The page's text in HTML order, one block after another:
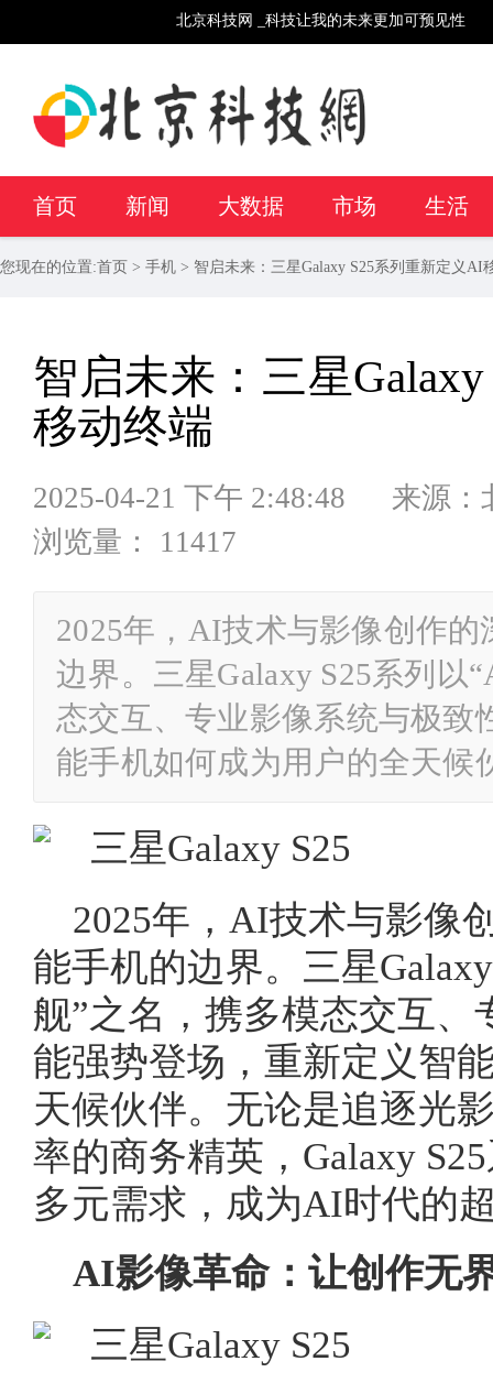
北京科技网 _科技让我的未来更加可预见性
首页 新闻 大数据 市场 生活
您现在的位置:首页 > 手机 > 智启未来：三星Galaxy S25系列重新定义AI
智启未来：三星
移动终端
2025-04-21 下午 2:48:48 来
浏览量： 11417
2025年，AI技术与影像创作
边界。三星Galaxy S25系列以
态交互、专业影像系统与极致
能手机如何成为用户的全天
2025年，AI技术与影像
能手机的边界。三星
舰”之名，携多模态交互
能强势登场，重新定义智
天候伙伴。无论是追逐光
率的商务精英，Galaxy
多元需求，成为AI时代的
AI影像革命：让创作无